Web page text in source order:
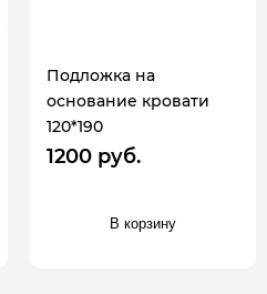
Подложка на
основание кровати
120*190
1200 руб.
В корзину